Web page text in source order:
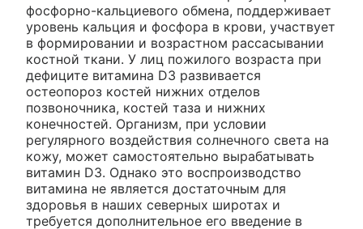
фосфорно-кальциевого обмена, поддерживает
уровень кальция и фосфора в крови, участвует
в формировании и возрастном рассасывании
костной ткани. У лиц пожилого возраста при
дефиците витамина D3 развивается
остеопороз костей нижних отделов
позвоночника, костей таза и нижних
конечностей. Организм, при условии
регулярного воздействия солнечного света на
кожу, может самостоятельно вырабатывать
витамин D3. Однако это воспроизводство
витамина не является достаточным для
здоровья в наших северных широтах и
требуется дополнительное его введение в